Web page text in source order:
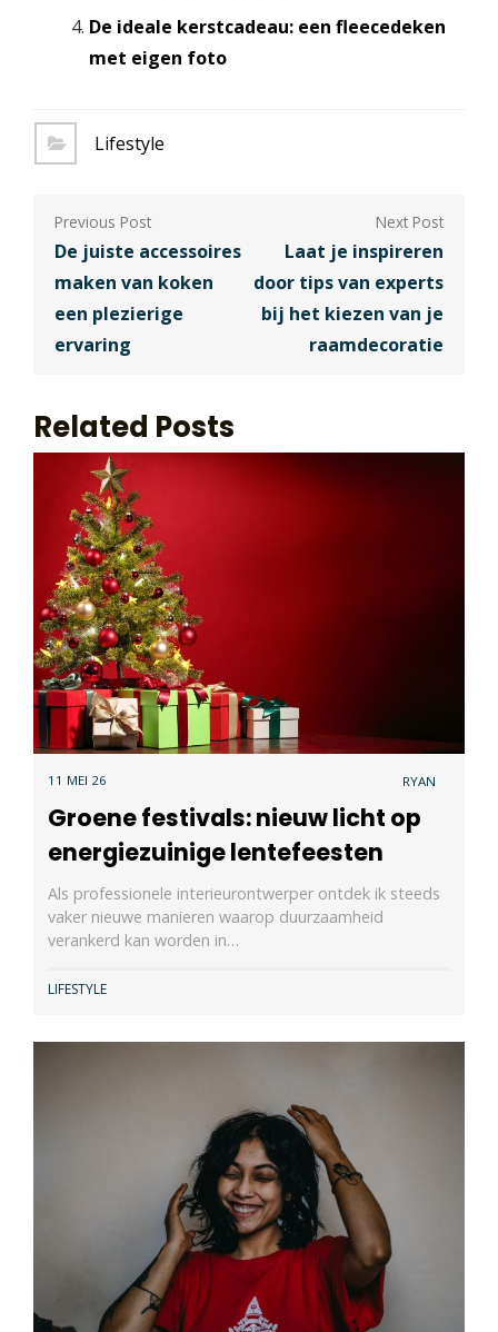
De ideale kerstcadeau: een fleecedeken
met eigen foto
Lifestyle
Berichtnavigatie
De juiste accessoires
maken van koken
een plezierige
ervaring
Laat je inspireren
door tips van experts
bij het kiezen van je
raamdecoratie
Related Posts
11 MEI 26 RYAN
Groene festivals: nieuw licht op
energiezuinige lentefeesten
Als professionele interieurontwerper ontdek ik steeds
vaker nieuwe manieren waarop duurzaamheid
verankerd kan worden in…
LIFESTYLE